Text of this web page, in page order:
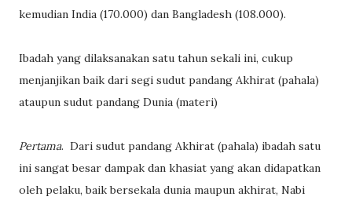
kemudian India (170.000) dan Bangladesh (108.000).
Ibadah yang dilaksanakan satu tahun sekali ini, cukup
menjanjikan baik dari segi sudut pandang Akhirat (pahala)
ataupun sudut pandang Dunia (materi)
Pertama. Dari sudut pandang Akhirat (pahala) ibadah satu
ini sangat besar dampak dan khasiat yang akan didapatkan
oleh pelaku, baik bersekala dunia maupun akhirat, Nabi